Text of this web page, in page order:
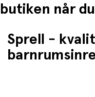
butiken når
Sprell -